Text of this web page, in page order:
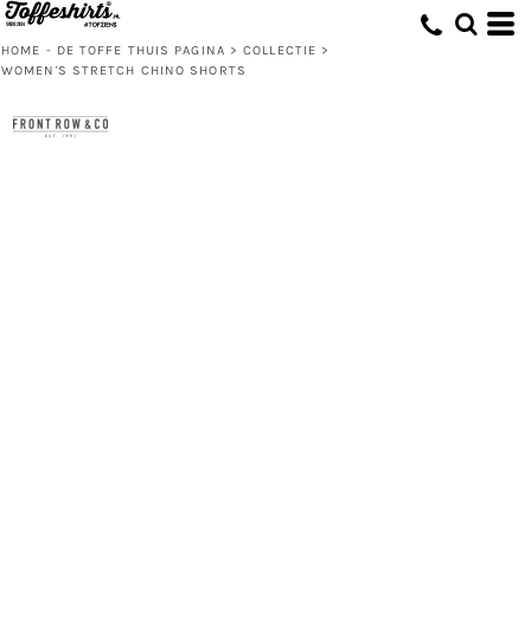
HOME - DE TOFFE THUIS PAGINA > COLLECTIE >
WOMEN'S STRETCH CHINO SHORTS